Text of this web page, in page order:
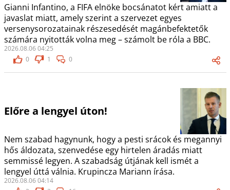
Gianni Infantino, a FIFA elnöke bocsánatot kért amiatt a
javaslat miatt, amely szerint a szervezet egyes
versenysorozatainak részesedését magánbefektetők
számára nyitották volna meg – számolt be róla a BBC.
2026.08.06 04:25
0
1 0
Előre a lengyel úton!
Nem szabad hagynunk, hogy a pesti srácok és megannyi
hős áldozata, szenvedése egy hirtelen áradás miatt
semmissé legyen. A szabadság útjának kell ismét a
lengyel úttá válnia. Krupincza Mariann írása.
2026.08.06 04:14